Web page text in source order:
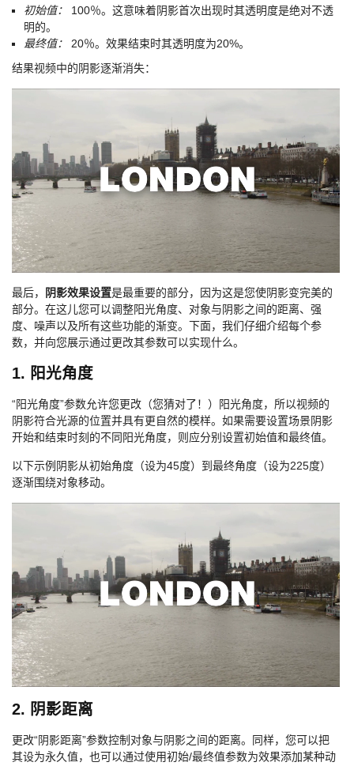
初始值：
100％。这意味着阴影首次出现时其透明度是绝对不透
明的。
最终值：
20％。效果结束时其透明度为20%。
结果视频中的阴影逐渐消失：
最后， 阴影效果设置是最重要的部分，因为这是您使阴影变完美的
部分。在这儿您可以调整阳光角度、对象与阴影之间的距离、强
度、噪声以及所有这些功能的渐变。下面，我们仔细介绍每个参
数，并向您展示通过更改其参数可以实现什么。
1. 阳光角度
“阳光角度”参数允许您更改（您猜对了！）阳光角度，所以视频的
阴影符合光源的位置并具有更自然的模样。如果需要设置场景阴影
开始和结束时刻的不同阳光角度，则应分别设置初始值和最终值。
以下示例阴影从初始角度（设为45度）到最终角度（设为225度）
逐渐围绕对象移动。
2. 阴影距离
更改“阴影距离”参数控制对象与阴影之间的距离。同样，您可以把
其设为永久值，也可以通过使用初始/最终值参数为效果添加某种动